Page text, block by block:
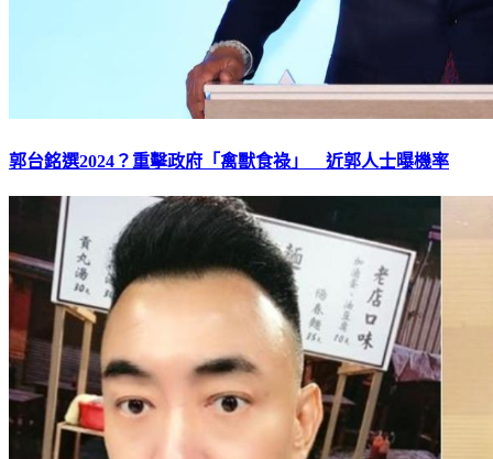
郭台銘選2024？重擊政府「禽獸食祿」 近郭人士曝機率